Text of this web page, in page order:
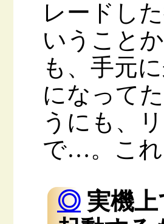
レードし
いうこと
も、手元
になって
うにも、
で…。こ
◎ 実機上